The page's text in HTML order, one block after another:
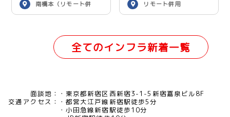
南橋本（リモート併
用）
リモート併用
全てのインフラ新着一覧
面談地：
東京都新宿区西新宿3-1-5新宿嘉泉ビル8F
交通アクセス：
都営大江戸線新宿駅徒歩5分
小田急線新宿駅徒歩10分